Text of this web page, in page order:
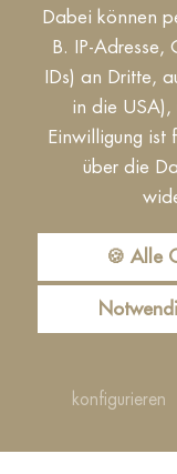
Dabei können
B. IP-Adresse,
IDs) an Dritte,
in die
Einwilligung ist
über die
🍪 Alle
konfigurieren
QUICKLINKS
Tagungen &
Wellness & SPA
Genuss & Kulinarik
Zimmer & Preise
IMPRESSUM
BARRIEREFREIHEIT